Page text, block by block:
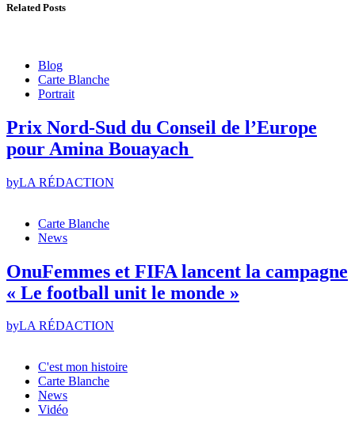
Related Posts
Blog
Carte Blanche
Portrait
Prix Nord-Sud du Conseil de l’Europe
pour Amina Bouayach
byLA RÉDACTION
Carte Blanche
News
OnuFemmes et FIFA lancent la campagne
« Le football unit le monde »
byLA RÉDACTION
C'est mon histoire
Carte Blanche
News
Vidéo